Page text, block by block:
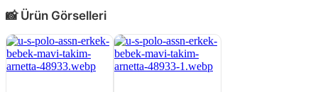
📸 Ürün Görselleri